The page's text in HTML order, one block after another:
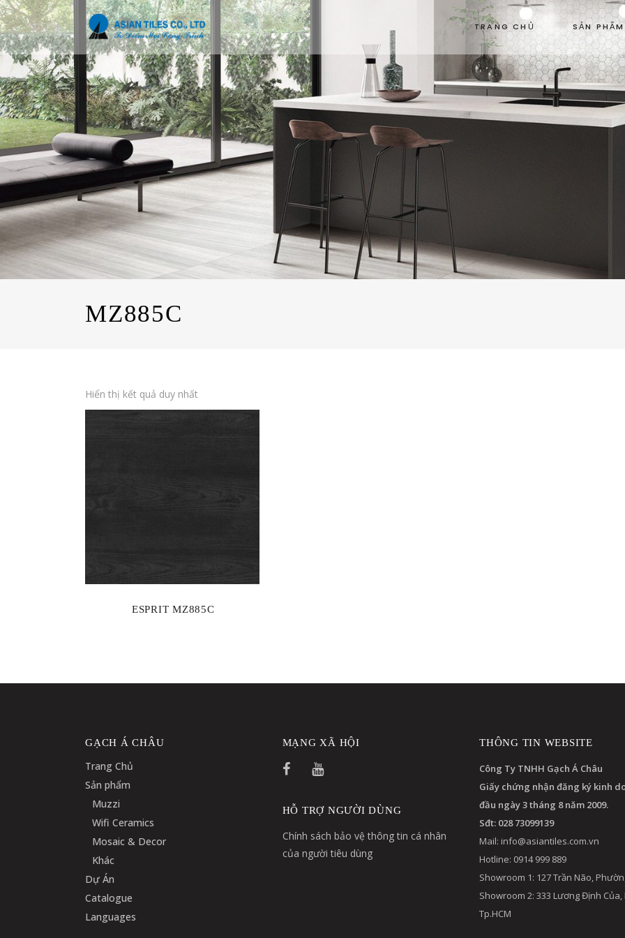
TRANG CHỦ SẢN PHẨM
MZ885C
Hiển thị kết quả duy nhất
ESPRIT MZ885C
GẠCH Á CHÂU
Trang Chủ
Sản phẩm
Muzzi
Wifi Ceramics
Mosaic & Decor
Khác
Dự Án
Catalogue
Languages
MẠNG XÃ HỘI
HỖ TRỢ NGƯỜI DÙNG
Chính sách bảo vệ thông tin cá nhân
của người tiêu dùng
THÔNG TIN WEBSITE
Công Ty TNHH Gạch Á Châu
Giấy chứng nhận đăng ký kinh
đầu ngày 3 tháng 8 năm 2009.
Sđt: 028 73099139
Mail: info@asiantiles.com.vn
Hotline: 0914 999 889
Showroom 1: 127 Trần Não,
Showroom 2: 333 Lương Định
Tp.HCM